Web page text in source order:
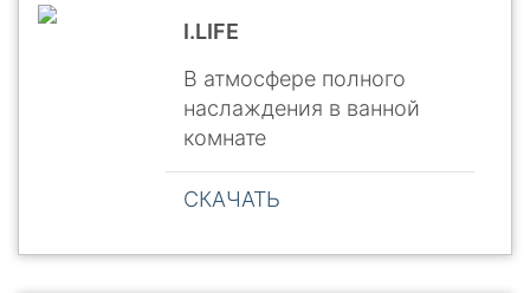
I.LIFE
В атмосфере полного
наслаждения в ванной
комнате
СКАЧАТЬ